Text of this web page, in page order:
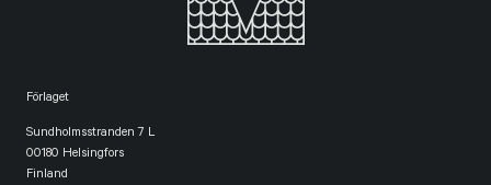
Förlaget
Sundholmsstranden 7 L
00180 Helsingfors
Finland